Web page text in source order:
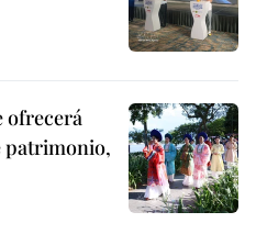
ofrecerá
patrimonio,